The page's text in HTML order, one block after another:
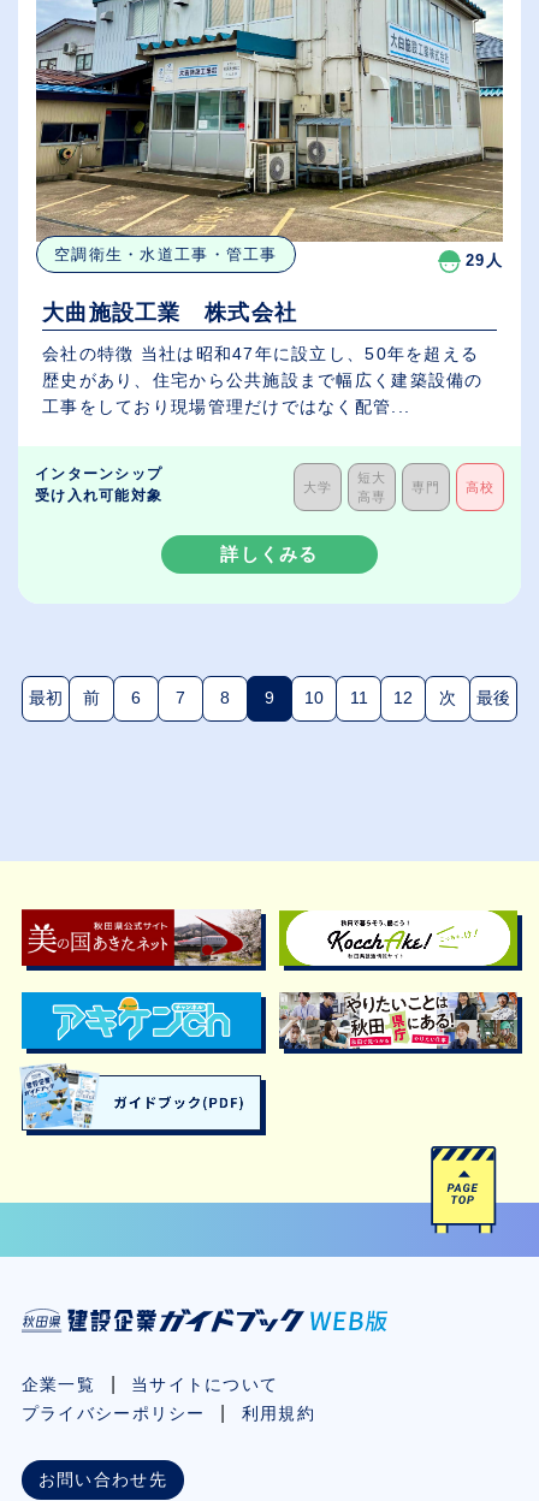
空調衛生・水道工事・管工事 29人
大曲施設工業 株式会社
会社の特徴 当社は昭和47年に設立し、50年を超える
歴史があり、住宅から公共施設まで幅広く建築設備の
工事をしており現場管理だけではなく配管...
インターンシップ
受け入れ可能対象
大学
短大
高専
専門 高校
詳しくみる
最初 前 6 7 8 9(現在のページ)
10 11 12 次 最後
企業一覧
当サイトについて
プライバシーポリシー
利用規約
お問い合わせ先